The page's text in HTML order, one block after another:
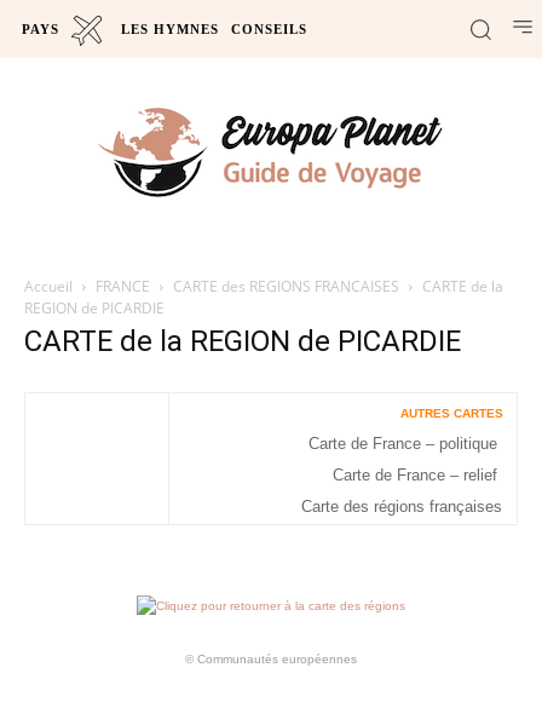
PAYS LES HYMNES CONSEILS
Accueil FRANCE CARTE des REGIONS FRANCAISES
CARTE de la
REGION de PICARDIE
CARTE de la REGION de PICARDIE
AUTRES CARTES
Carte de France – politique
Carte de France – relief
Carte des régions françaises
© Communautés européennes